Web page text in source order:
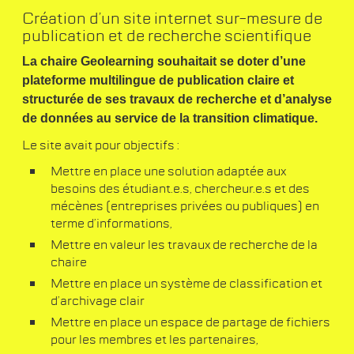
Création d’un site internet sur-mesure de
publication et de recherche scientifique
La chaire Geolearning souhaitait se doter d’une
plateforme multilingue de publication claire et
structurée de ses travaux de recherche et d’analyse
de données au service de la transition climatique.
Le site avait pour objectifs :
Mettre en place une solution adaptée aux
besoins des étudiant.e.s, chercheur.e.s et des
mécènes (entreprises privées ou publiques) en
terme d’informations,
Mettre en valeur les travaux de recherche de la
chaire
Mettre en place un système de classification et
d’archivage clair
Mettre en place un espace de partage de fichiers
pour les membres et les partenaires,